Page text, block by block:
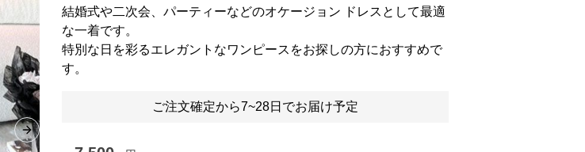
Next slide
結婚式や二次会、パーティーなどのオケージョン ドレスとして最適
な一着です。
特別な日を彩るエレガントなワンピースをお探しの方におすすめで
す。
ご注文確定から7~28日でお届け予定